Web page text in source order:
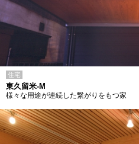
住宅
東久留米-M
様々な用途が連続した繋がりをもつ家